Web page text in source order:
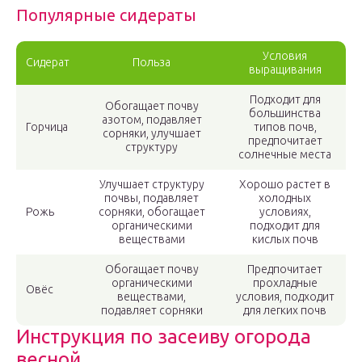
Популярные сидераты
Сидерат Польза
Условия
выращивания
Горчица
Обогащает почву
азотом, подавляет
сорняки, улучшает
структуру
Подходит для
большинства
типов почв,
предпочитает
солнечные места
Рожь
Улучшает структуру
почвы, подавляет
сорняки, обогащает
органическими
веществами
Хорошо растет в
холодных
условиях,
подходит для
кислых почв
Овёс
Обогащает почву
органическими
веществами,
подавляет сорняки
Предпочитает
прохладные
условия, подходит
для легких почв
Инструкция по засеиву огорода